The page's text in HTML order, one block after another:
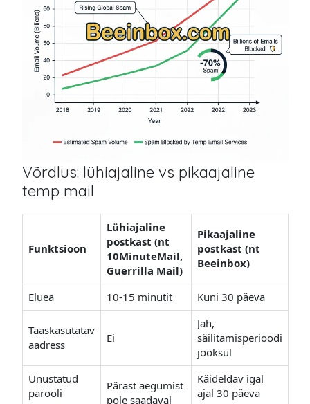
Võrdlus: lühiajaline vs pikaajaline
temp mail
Funktsioon
Lühiajaline
postkast (nt
10MinuteMail,
Guerrilla Mail)
Pikaajaline
postkast (nt
Beeinbox)
Eluea 10-15 minutit Kuni 30 päeva
Taaskasutatav
aadress
Ei
Jah,
säilitamisperioodi
jooksul
Unustatud
parooli
Pärast aegumist
pole saadaval
Käideldav igal
ajal 30 päeva